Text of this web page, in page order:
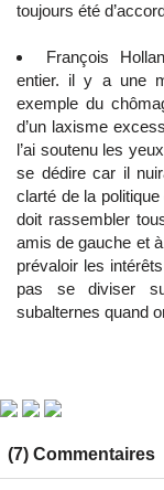
toujours été
François
entier. il y a une
exemple du
d’un laxisme
l’ai soutenu les
se dédire car il
clarté de la
doit rassembler
amis de gauche et
prévaloir les
pas se diviser
subalternes quand
(7) Commentaires